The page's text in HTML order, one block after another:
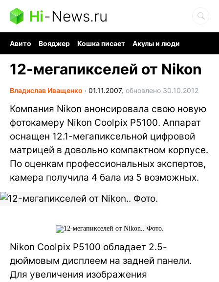
Hi-News.ru
Авито Вояджер Кошка писает
Акулы и люди
12-мегапикселей от Nikon
Владислав Иващенко ∙ 01.11.2007, обновлено 30.10.2012
Компания Nikon анонсировала свою новую
фотокамеру Nikon Coolpix P5100. Аппарат
оснащен 12.1-мегапиксельной цифровой
матрицей в довольно компактном корпусе.
По оценкам профессиональных экспертов,
камера получила 4 бала из 5 возможных.
Nikon Coolpix P5100 обладает 2.5-
дюймовым дисплеем на задней панели.
Для увеличения изображения